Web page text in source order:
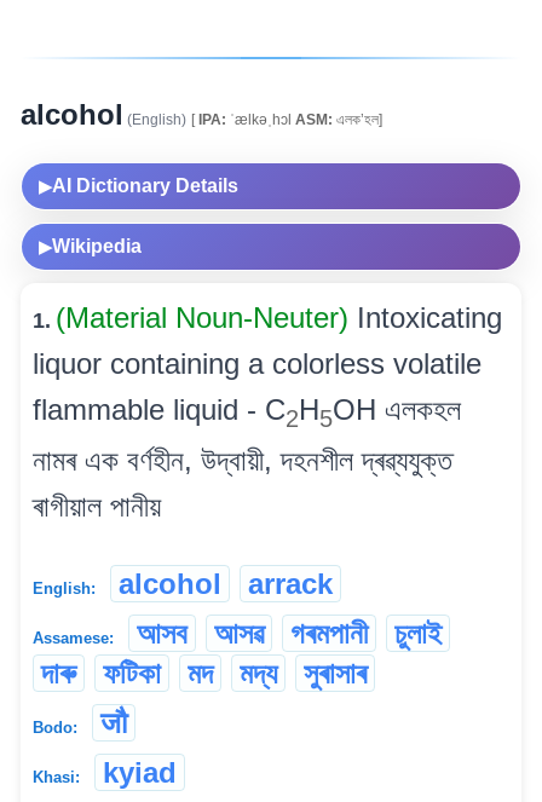
alcohol (English) [IPA: ˈælkəˌhɔl ASM: এলক’হল]
▶AI Dictionary Details
▶Wikipedia
1. (Material Noun-Neuter) Intoxicating
liquor containing a colorless volatile
flammable liquid - C2H5OH এলকহল
নামৰ এক বৰ্ণহীন, উদ্বায়ী, দহনশীল দ্ৰৱ্যযুক্ত
ৰাগীয়াল পানীয়
English: alcohol arrack
Assamese: আসব আসৱ গৰমপানী
চুলাই
দাৰু
ফটিকা মদ মদ্য সুৰাসাৰ
Bodo: जौ
Khasi: kyiad